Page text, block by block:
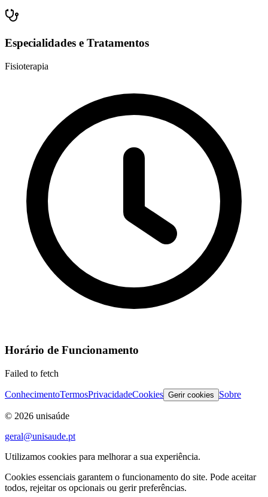
Especialidades e Tratamentos
Fisioterapia
Horário de Funcionamento
Failed to fetch
ConhecimentoTermosPrivacidadeCookies Gerir cookies Sobre
© 2026 unisaúde
geral@unisaude.pt
Utilizamos cookies para melhorar a sua experiência.
Cookies essenciais garantem o funcionamento do site. Pode aceitar
todos, rejeitar os opcionais ou gerir preferências.